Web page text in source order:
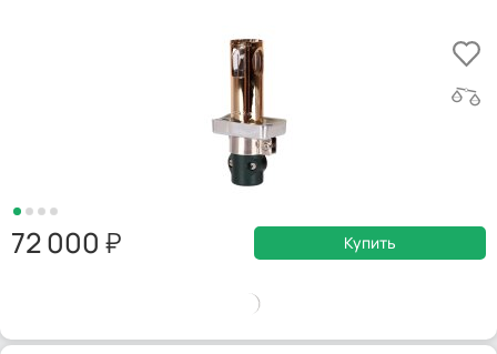
72 000 Купить